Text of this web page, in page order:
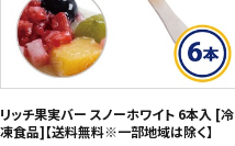
リッチ果実バー スノーホワイト 6本入 [冷
凍食品]【送料無料※一部地域は除く】